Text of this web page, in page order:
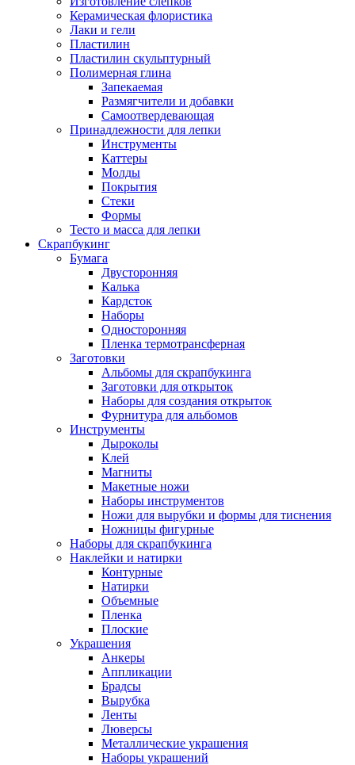
Керамическая флористика
Лаки и гели
Пластилин
Пластилин скульптурный
Полимерная глина
Запекаемая
Размягчители и добавки
Самоотвердевающая
Принадлежности для лепки
Инструменты
Каттеры
Молды
Покрытия
Стеки
Формы
Тесто и масса для лепки
Скрапбукинг
Бумага
Двусторонняя
Калька
Кардсток
Наборы
Односторонняя
Пленка термотрансферная
Заготовки
Альбомы для скрапбукинга
Заготовки для открыток
Наборы для создания открыток
Фурнитура для альбомов
Инструменты
Дыроколы
Клей
Магниты
Макетные ножи
Наборы инструментов
Ножи для вырубки и формы для тиснения
Ножницы фигурные
Наборы для скрапбукинга
Наклейки и натирки
Контурные
Натирки
Объемные
Пленка
Плоские
Украшения
Анкеры
Аппликации
Брадсы
Вырубка
Ленты
Люверсы
Металлические украшения
Наборы украшений